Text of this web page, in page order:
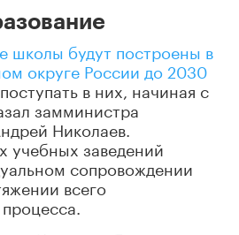
школы будут построены в
округе России до 2030
в них, начиная с
замминистра
Николаев.
учебных заведений
сопровождении
всего